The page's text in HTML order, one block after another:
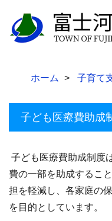
ホーム 子育て
子ども医療費助成
子ども医療費助成制度
費の一部を助成するこ
担を軽減し、各家庭の
を目的としています。